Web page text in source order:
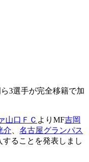
3選手が完全移籍で加
山口ＦＣ よりMF吉岡
介
名古屋グランパス
することを発表しまし